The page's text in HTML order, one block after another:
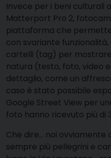
Invece per i beni culturali
Matterport Pro 2,
piattaforma che
con svariante funzionalità,
cartelli (tag) per
natura (testo, foto, video
dettaglio, come un
caso è stato possibile
Google Street View per
foto hanno ricevuto più di
Che dire… noi
sempre più pellegrini e